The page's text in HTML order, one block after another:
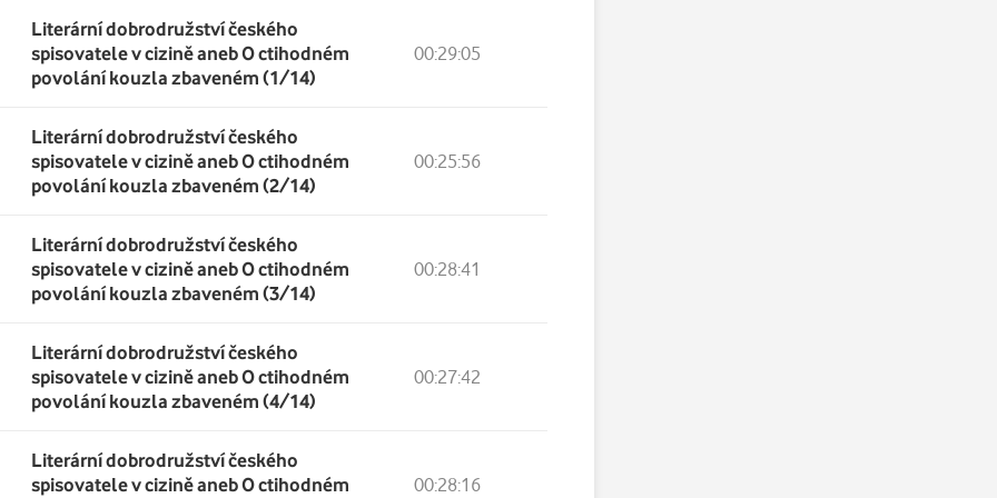
Literární dobrodružství českého
spisovatele v cizině aneb O ctihodném
povolání kouzla zbaveném (1/14)
00:29:05
Literární dobrodružství českého
spisovatele v cizině aneb O ctihodném
povolání kouzla zbaveném (2/14)
00:25:56
Literární dobrodružství českého
spisovatele v cizině aneb O ctihodném
povolání kouzla zbaveném (3/14)
00:28:41
Literární dobrodružství českého
spisovatele v cizině aneb O ctihodném
povolání kouzla zbaveném (4/14)
00:27:42
Literární dobrodružství českého
spisovatele v cizině aneb O ctihodném
00:28:16